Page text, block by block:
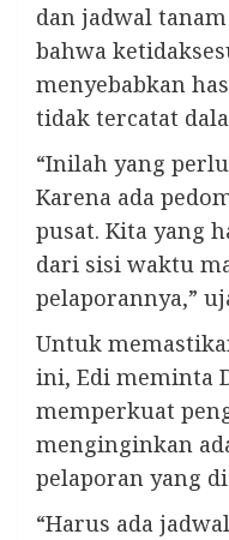
dan jadwal
bahwa
menyebabkan
tidak tercatat
“Inilah yang
Karena ada
pusat. Kita yang
dari sisi waktu
pelaporannya,”
Untuk
ini, Edi meminta
memperkuat
menginginkan
pelaporan yang
“Harus ada